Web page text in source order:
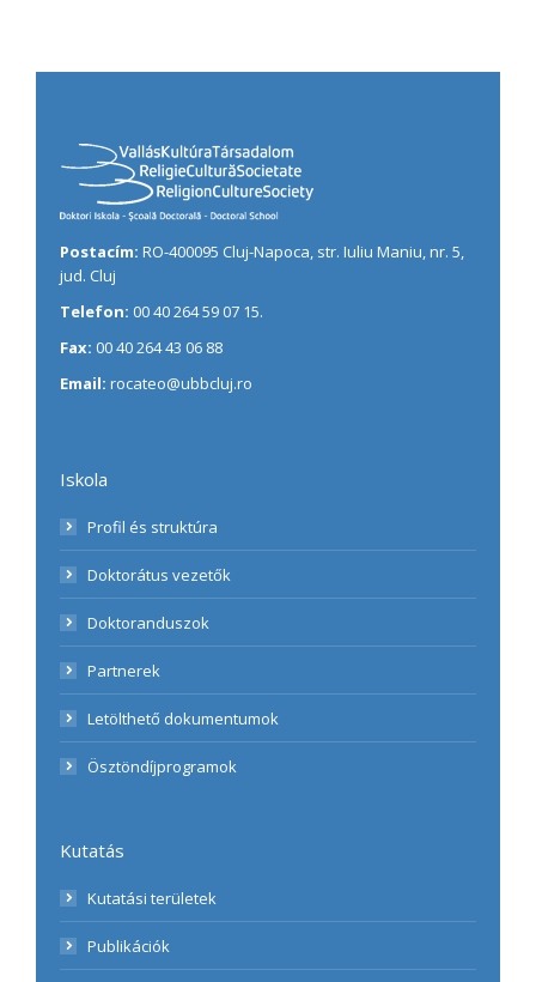
Postacím: RO-400095 Cluj-Napoca, str. Iuliu Maniu, nr. 5,
jud. Cluj
Telefon: 00 40 264 59 07 15.
Fax: 00 40 264 43 06 88
Email: rocateo@ubbcluj.ro
Iskola
Profil és struktúra
Doktorátus vezetők
Doktoranduszok
Partnerek
Letölthető dokumentumok
Ösztöndíjprogramok
Kutatás
Kutatási területek
Publikációk